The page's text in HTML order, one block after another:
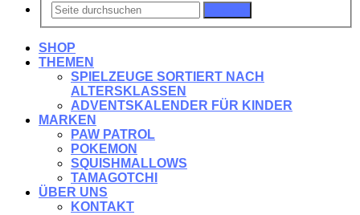
SHOP
THEMEN
SPIELZEUGE SORTIERT NACH
ALTERSKLASSEN
ADVENTSKALENDER FÜR KINDER
MARKEN
PAW PATROL
POKEMON
SQUISHMALLOWS
TAMAGOTCHI
ÜBER UNS
KONTAKT